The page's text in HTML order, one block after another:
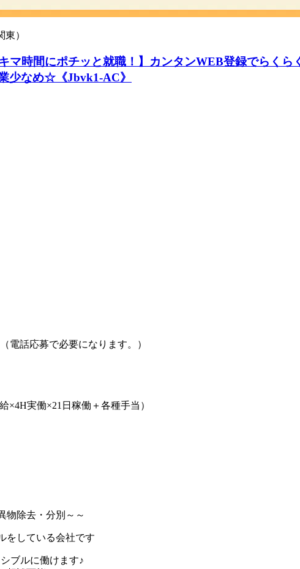
）
キマ時間にポチッと就職！】カンタンWEB登録でらく
少なめ☆《Jbvk1-AC》
電話応募で必要になります。）
×4H実働×21日稼働＋各種手当）
物除去・分別～～
をしている会社です
ブルに働けます♪